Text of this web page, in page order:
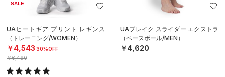
SALE
UAヒートギア プリント レギンス
（トレーニング/WOMEN）
￥4,543 30%OFF
￥6,490
UAブレイク スライダー エクストラ
（ベースボール/MEN）
￥4,620